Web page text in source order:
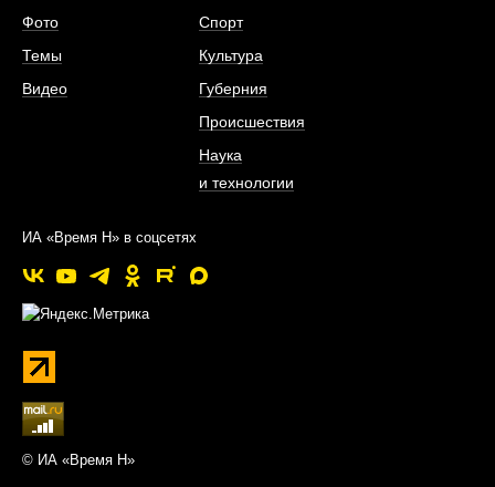
Фото
Темы
Видео
Спорт
Культура
Губерния
Происшествия
Наука
и технологии
ИА «Время Н» в соцсетях
© ИА «Время Н»